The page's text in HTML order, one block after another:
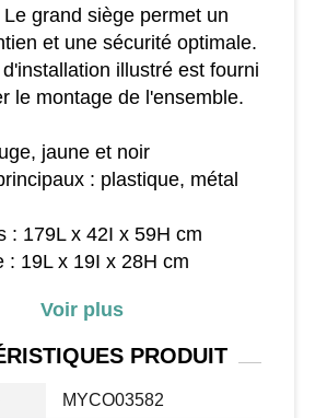
grand siège permet un
et une sécurité optimale.
illustré est fourni
le montage de l'ensemble.
jaune et noir
: plastique, métal
: 179L x 42I x 59H cm
: 19L x 19I x 28H cm
recommandée : 35 Kg
: 3-6 ans
normes EN71-1-2-3
en un colis
Voir plus
PRODUIT
MYCO03582